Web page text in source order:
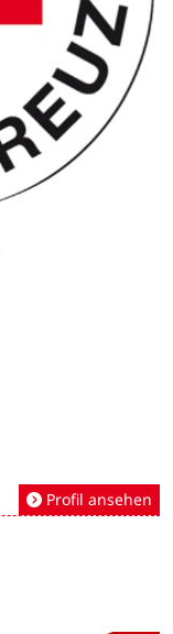
Profil ansehen